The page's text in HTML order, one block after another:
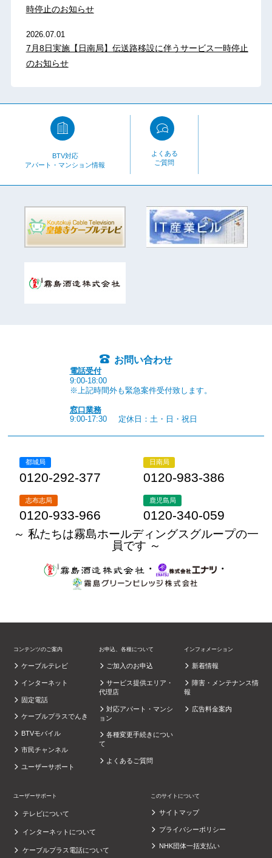
時停止のお知らせ
2026.07.01
7月8日実施【日南局】伝送路移設に伴うサービス一時停止
のお知らせ
BTV対応
アパート・マンション情報
よくある
ご質問
お問い合わせ
電話受付
9:00-18:00
※上記時間外も緊急案件受付致します。
窓口業務
9:00-17:30
定休日：土・日・祝日
都城局
0120-292-377
日南局
0120-983-386
志布志局
0120-933-966
鹿児島局
0120-340-059
～ 私たちは霧島ホールディングスグループの一
員です ～
・
・
コンテンツのご案内
ケーブルテレビ
インターネット
固定電話
ケーブルプラスでんき
BTVモバイル
市民チャンネル
ユーザーサポート
お申込、各種について
ご加入のお申込
サービス提供エリア・
代理店
対応アパート・マンシ
ョン
各種変更手続きについ
て
よくあるご質問
インフォメーション
新着情報
障害・メンテナンス情
報
広告料金案内
ユーザーサポート
テレビについて
インターネットについて
ケーブルプラス電話について
このサイトについて
サイトマップ
プライバシーポリシー
NHK団体一括支払い